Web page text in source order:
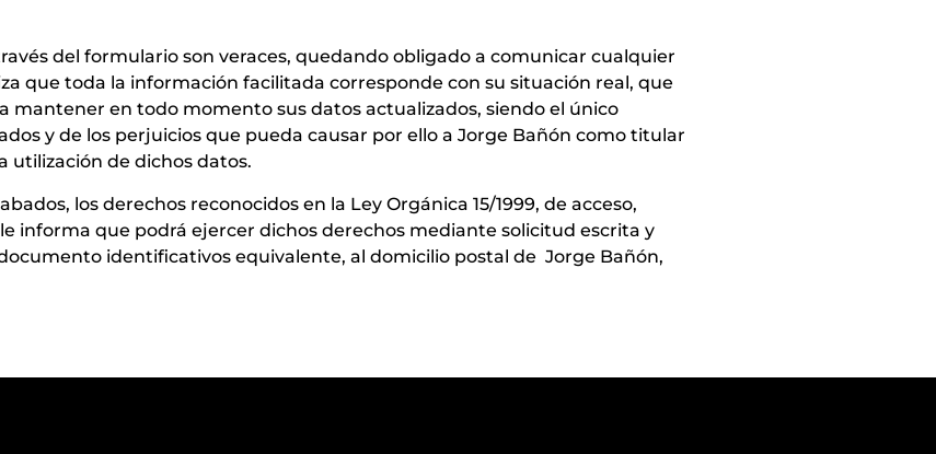
del formulario son veraces, quedando obligado a comunicar cualquier
que toda la información facilitada corresponde con su situación real, que
mantener en todo momento sus datos actualizados, siendo el único
y de los perjuicios que pueda causar por ello a Jorge Bañón como titular
utilización de dichos datos.
los derechos reconocidos en la Ley Orgánica 15/1999, de acceso,
informa que podrá ejercer dichos derechos mediante solicitud escrita y
identificativos equivalente, al domicilio postal de Jorge Bañón,